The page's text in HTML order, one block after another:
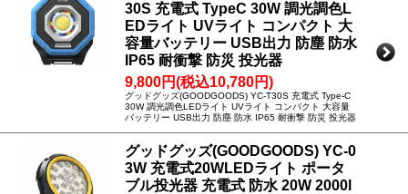
30S 充電式 TypeC 30W 調光調色L
EDライト UVライト コンパクト 大
容量バッテリー USB出力 防塵 防水
IP65 耐衝撃 防災 投光器
9,800円(税込10,780円)
グッドグッズ(GOODGOODS) YC-T30S 充電式 Type-C
30W 調光調色LEDライト UVライト コンパクト 大容量
バッテリー USB出力 防塵 防水 IP65 耐衝撃 防災 投光器
グッドグッズ(GOODGOODS) YC-0
3W 充電式20WLEDライト ポータ
ブル投光器 充電式 防水 20W 2000l